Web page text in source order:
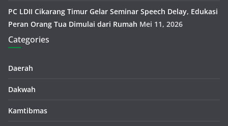
PC LDII Cikarang Timur Gelar Seminar Speech Delay, Edukasi
Peran Orang Tua Dimulai dari Rumah Mei 11, 2026
Categories
Daerah
Dakwah
Kamtibmas